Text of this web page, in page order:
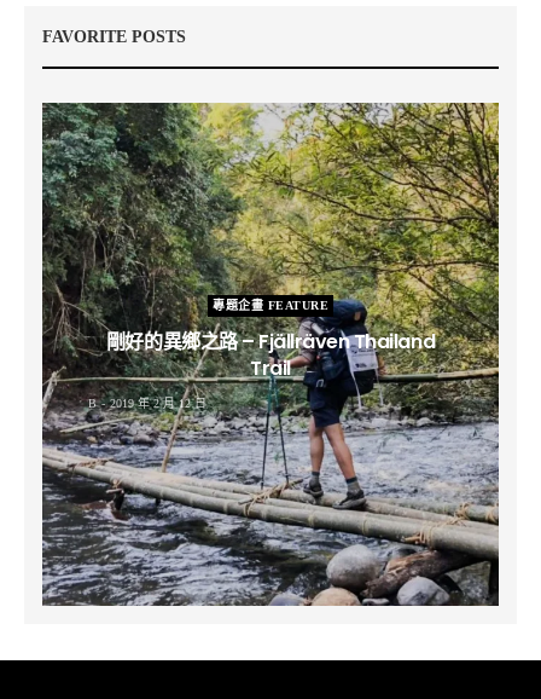
FAVORITE POSTS
專題企畫 FEATURE
剛好的異鄉之路 – Fjällräven Thailand
Trail
B 2019 年 2 月 12 日